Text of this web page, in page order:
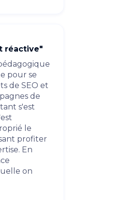
réactive"
pour se
de SEO et
de
s'est
le
profiter
En
on